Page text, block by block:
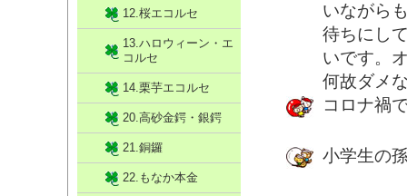
いながら
待ちにし
いです。
何故ダメ
コロナ禍
小学生の
12.桜エコルセ
13.ハロウィーン・エ
コルセ
14.栗芋エコルセ
20.高砂金鍔・銀鍔
21.銅鑼
22.もなか本金